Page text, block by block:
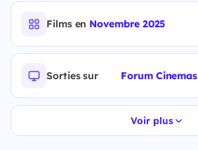
Films en Novembre 2025
Sorties sur Forum Cinemas
Voir plus